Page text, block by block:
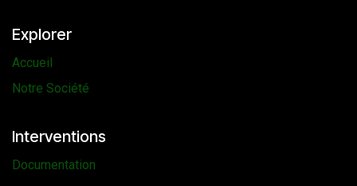
Explorer
Accueil
Notre Société
Interventions
Documentation